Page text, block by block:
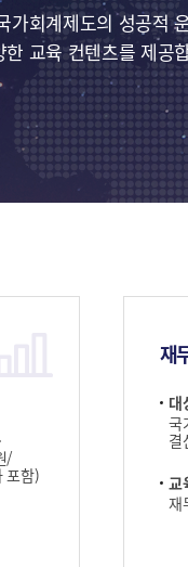
가회계제도의 성공적
한 교육 컨텐츠를 제공
/
포함)
재
대
국
결
교
재